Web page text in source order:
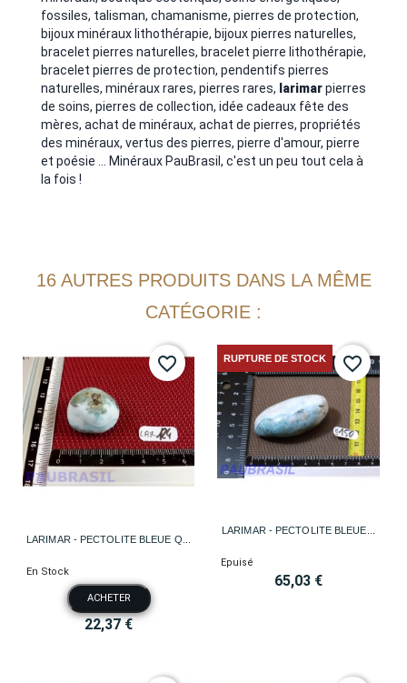
fossiles, talisman, chamanisme, pierres de protection,
bijoux minéraux lithothérapie, bijoux pierres naturelles,
bracelet pierres naturelles, bracelet pierre lithothérapie,
bracelet pierres de protection, pendentifs pierres
naturelles, minéraux rares, pierres rares, larimarpierres
de soins, pierres de collection, idée cadeaux fête des
mères, achat de minéraux, achat de pierres, propriétés
des minéraux, vertus des pierres, pierre d'amour, pierre
et poésie ... Minéraux PauBrasil, c'est un peu tout cela à
la fois !
16 AUTRES PRODUITS DANS LA MÊME
CATÉGORIE :
LARIMAR - PECTOLITE BLEUE Q...
En Stock
ACHETER
22,37 €
favorite_border
LARIMAR - PECTOLITE BLEUE...
Epuisé
65,03 €
RUPTURE DE STOCK favorite_border